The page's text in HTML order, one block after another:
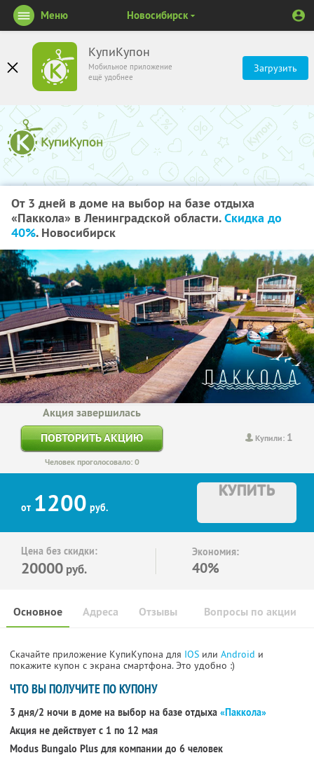
КупиКупон
Мобильное приложение
ещё удобнее
Загрузить
Меню Новосибирск
От 3 дней в доме на выбор на базе отдыха
«Паккола» в Ленинградской области.Скидка до
40%. Новосибирск
Купили: 1
Акция завершилась
ПОВТОРИТЬ АКЦИЮ
Человек проголосовало: 0
от 1200 руб.
КУПИТЬ
Цена без скидки:
20000 руб.
Экономия:
40%
Основное Отзывы Вопросы по акции
Адреса
Скачайте приложение КупиКупона для IOS или Android и
покажите купон с экрана смартфона. Это удобно :)
ЧТО ВЫ ПОЛУЧИТЕ ПО КУПОНУ
3 дня/2 ночи в доме на выбор на базе отдыха «Паккола»
Акция не действует с 1 по 12 мая
Modus Bungalo Plus для компании до 6 человек